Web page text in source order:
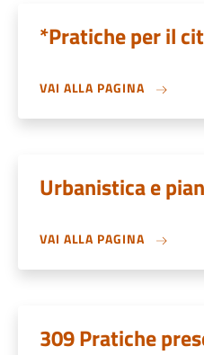
*Pratiche per il
VAI ALLA PAGINA
Urbanistica e
VAI ALLA PAGINA
309 Pratiche